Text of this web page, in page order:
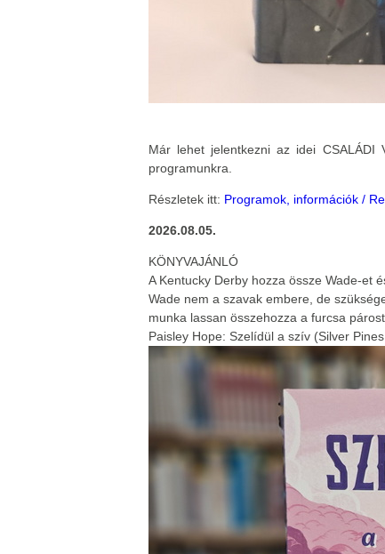
Már lehet jelentkezni az idei CSALÁDI
programunkra.
Részletek itt: Programok, információk /
2026.08.05.
KÖNYVAJÁNLÓ
A Kentucky Derby hozza össze Wade-et
Wade nem a szavak embere, de
munka lassan összehozza a furcsa párost.
Paisley Hope: Szelídül a szív (Silver